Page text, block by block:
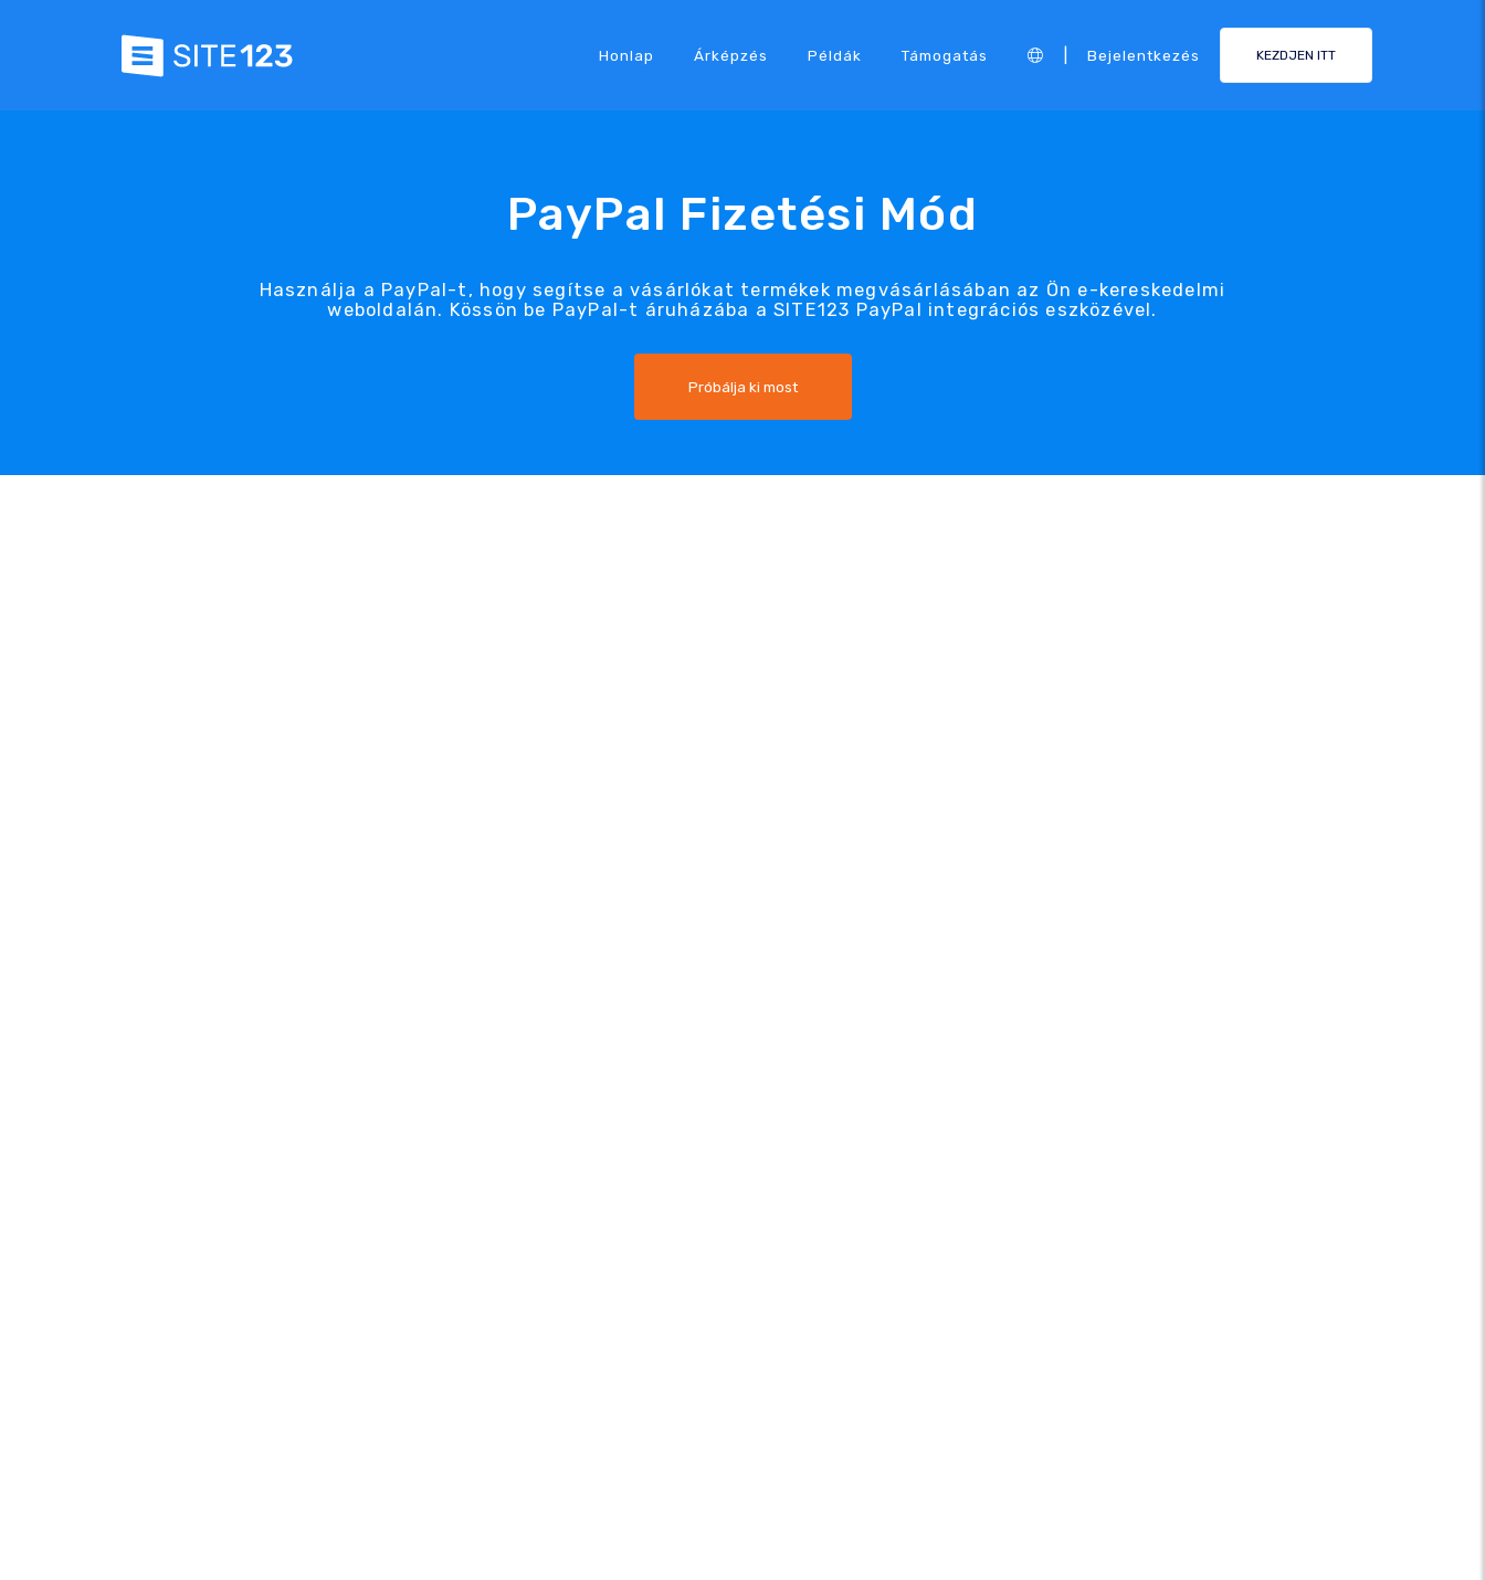
Honlap Árképzés Példák Támogatás Bejelentkezés KEZDJEN ITT
PayPal Fizetési Mód
Használja a PayPal-t, hogy segítse a vásárlókat termékek megvásárlásában az Ön e-kereskedelmi
weboldalán. Kössön be PayPal-t áruházába a SITE123 PayPal integrációs eszközével.
Próbálja ki most